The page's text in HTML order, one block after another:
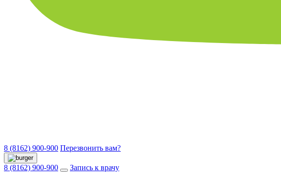
8 (8162) 900-900 Перезвонить вам?
8 (8162) 900-900
Запись к врачу